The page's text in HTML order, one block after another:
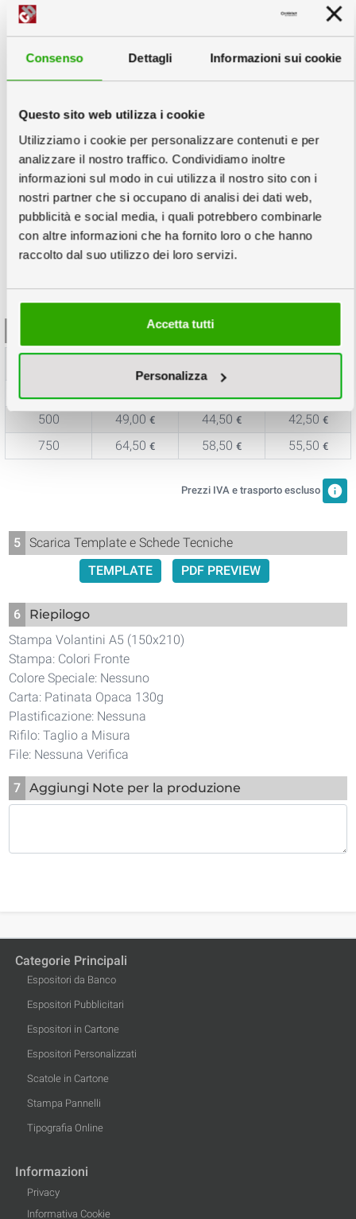
Consenso Dettagli Informazioni sui cookie
Questo sito web utilizza i cookie
Utilizziamo i cookie per personalizzare contenuti e per
analizzare il nostro traffico. Condividiamo inoltre
informazioni sul modo in cui utilizza il nostro sito con i
nostri partner che si occupano di analisi dei dati web,
pubblicità e social media, i quali potrebbero combinarle
con altre informazioni che ha fornito loro o che hanno
raccolto dal suo utilizzo dei loro servizi.
Accetta tutti
Personalizza
info
Copie minimo 200
Mercoledì
02
Settembre
31,40 €
Giovedì
03
Settembre
28,60 €
Lunedì
07
27,20 €
Esempi per altre quantità
Fast Standard
500 49,00 € 44,50 € 42,50 €
750 64,50 € 58,50 € 55,50 €
Prezzi IVA e trasporto escluso info
5 Scarica Template e Schede Tecniche
TEMPLATE
PDF PREVIEW
6
Riepilogo
Stampa Volantini A5 (150x210)
Stampa: Colori Fronte
Colore Speciale: Nessuno
Carta: Patinata Opaca 130g
Plastificazione: Nessuna
Rifilo: Taglio a Misura
File: Nessuna Verifica
7 Aggiungi Note per la produzione
Categorie Principali
Espositori da Banco
Espositori Pubblicitari
Espositori in Cartone
Espositori Personalizzati
Scatole in Cartone
Stampa Pannelli
Tipografia Online
Informazioni
Privacy
Informativa Cookie